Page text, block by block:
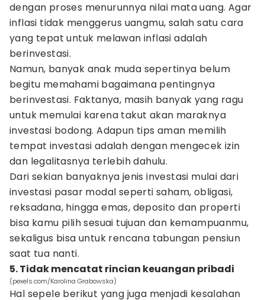
dengan proses menurunnya nilai mata uang. Agar
inflasi tidak menggerus uangmu, salah satu cara
yang tepat untuk melawan inflasi adalah
berinvestasi.
Namun, banyak anak muda sepertinya belum
begitu memahami bagaimana pentingnya
berinvestasi. Faktanya, masih banyak yang ragu
untuk memulai karena takut akan maraknya
investasi bodong. Adapun tips aman memilih
tempat investasi adalah dengan mengecek izin
dan legalitasnya terlebih dahulu.
Dari sekian banyaknya jenis investasi mulai dari
investasi pasar modal seperti saham, obligasi,
reksadana, hingga emas, deposito dan properti
bisa kamu pilih sesuai tujuan dan kemampuanmu,
sekaligus bisa untuk rencana tabungan pensiun
saat tua nanti.
5. Tidak mencatat rincian keuangan pribadi
(pexels.com/Karolina Grabowska)
Hal sepele berikut yang juga menjadi kesalahan